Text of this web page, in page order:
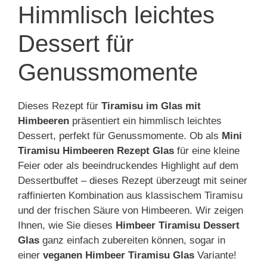
Himmlisch leichtes
Dessert für
Genussmomente
Dieses Rezept für Tiramisu im Glas mit
Himbeeren präsentiert ein himmlisch leichtes
Dessert, perfekt für Genussmomente. Ob als Mini
Tiramisu Himbeeren Rezept Glas für eine kleine
Feier oder als beeindruckendes Highlight auf dem
Dessertbuffet – dieses Rezept überzeugt mit seiner
raffinierten Kombination aus klassischem Tiramisu
und der frischen Säure von Himbeeren. Wir zeigen
Ihnen, wie Sie dieses Himbeer Tiramisu Dessert
Glas ganz einfach zubereiten können, sogar in
einer veganen Himbeer Tiramisu Glas Variante!